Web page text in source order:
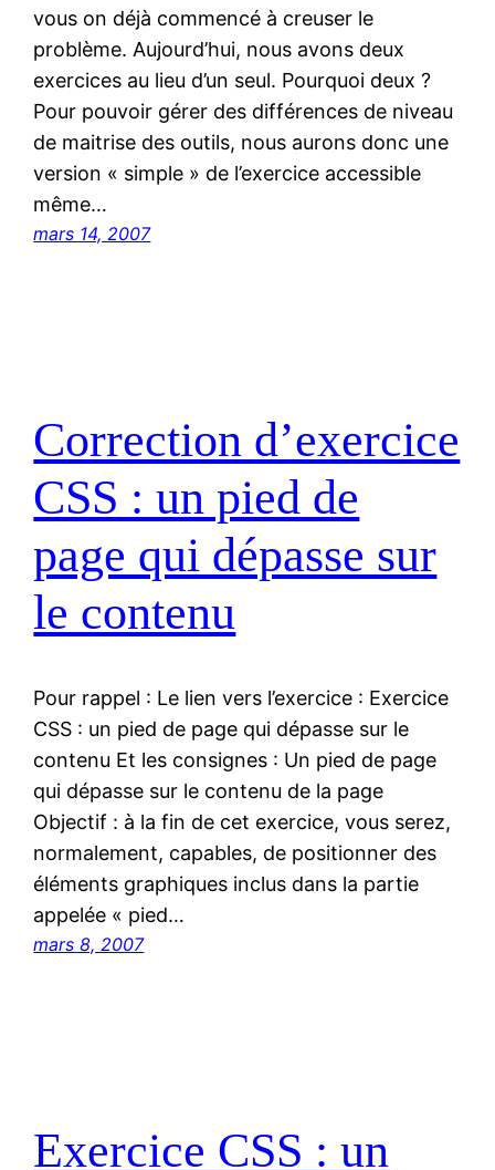
vous on déjà commencé à creuser le
problème. Aujourd’hui, nous avons deux
exercices au lieu d’un seul. Pourquoi deux ?
Pour pouvoir gérer des différences de niveau
de maitrise des outils, nous aurons donc une
version « simple » de l’exercice accessible
même…
mars 14, 2007
Correction d’exercice
CSS : un pied de
page qui dépasse sur
le contenu
Pour rappel : Le lien vers l’exercice : Exercice
CSS : un pied de page qui dépasse sur le
contenu Et les consignes : Un pied de page
qui dépasse sur le contenu de la page
Objectif : à la fin de cet exercice, vous serez,
normalement, capables, de positionner des
éléments graphiques inclus dans la partie
appelée « pied…
mars 8, 2007
Exercice CSS : un